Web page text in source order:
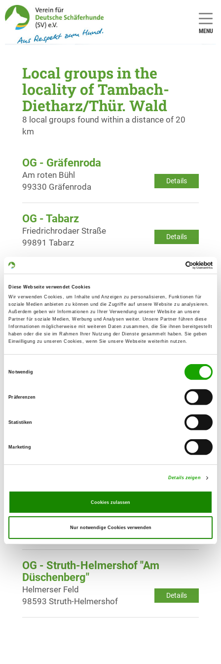
Diese Webseite verwendet Cookies
Wir verwenden Cookies, um Inhalte und Anzeigen zu personalisieren, Funktionen für
soziale Medien anbieten zu können und die Zugriffe auf unsere Website zu analysieren.
Außerdem geben wir Informationen zu Ihrer Verwendung unserer Website an unsere
Partner für soziale Medien, Werbung und Analysen weiter. Unsere Partner führen diese
Informationen möglicherweise mit weiteren Daten zusammen, die Sie ihnen bereitgestellt
haben oder die sie im Rahmen Ihrer Nutzung der Dienste gesammelt haben. Sie geben
Einwilligung zu unseren Cookies, wenn Sie unsere Webseite weiterhin nutzen.
Notwendig
Präferenzen
Statistiken
Marketing
Details zeigen
Cookies zulassen
Nur notwendige Cookies verwenden
MENU
Local groups in the
locality of Tambach-
Dietharz/Thür. Wald
8 local groups found within a distance of 20
km
OG - Gräfenroda
Details
Am roten Bühl
99330 Gräfenroda
OG - Tabarz
Details
Friedrichrodaer Straße
99891 Tabarz
OG - Waltershausen
Auf dem Kalkberg
99880 Waltershausen
OG - I. P. Pawlow Gotha
Am Seeberg
99867 Gotha
OG - Zella-Mehlis "Am Finkenhügel"
e.V.
Details
98544 Zella-Mehlis
OG - Brotterode
OG - Schmalkalden e.V.
98574 Schmalkalden
OG - Struth-Helmershof "Am
Düschenberg"
Details
Helmerser Feld
98593 Struth-Helmershof